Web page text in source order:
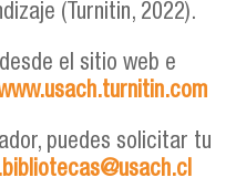
(Turnitin, 2022).
el sitio web e
usach.turnitin.com
puedes solicitar tu